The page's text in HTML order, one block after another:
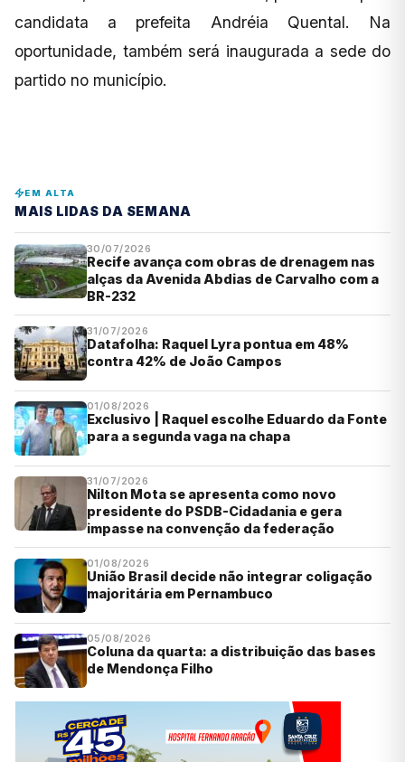
candidata a prefeita Andréia Quental. Na
oportunidade, também será inaugurada a sede do
partido no município.
EM ALTA
MAIS LIDAS DA SEMANA
30/07/2026
Recife avança com obras de drenagem nas
alças da Avenida Abdias de Carvalho com a
BR-232
31/07/2026
Datafolha: Raquel Lyra pontua em 48%
contra 42% de João Campos
01/08/2026
Exclusivo | Raquel escolhe Eduardo da Fonte
para a segunda vaga na chapa
31/07/2026
Nilton Mota se apresenta como novo
presidente do PSDB-Cidadania e gera
impasse na convenção da federação
01/08/2026
União Brasil decide não integrar coligação
majoritária em Pernambuco
05/08/2026
Coluna da quarta: a distribuição das bases
de Mendonça Filho